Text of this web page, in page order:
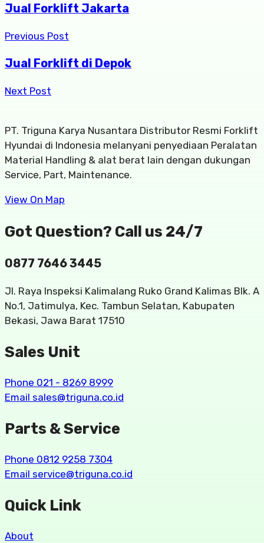
Jual Forklift Jakarta
Previous Post
Jual Forklift di Depok
Next Post
PT. Triguna Karya Nusantara Distributor Resmi Forklift
Hyundai di Indonesia melanyani penyediaan Peralatan
Material Handling & alat berat lain dengan dukungan
Service, Part, Maintenance.
View On Map
Got Question? Call us 24/7
0877 7646 3445
Jl. Raya Inspeksi Kalimalang Ruko Grand Kalimas Blk. A
No.1, Jatimulya, Kec. Tambun Selatan, Kabupaten
Bekasi, Jawa Barat 17510
Sales Unit
Phone 021 - 8269 8999
Email sales@triguna.co.id
Parts & Service
Phone 0812 9258 7304
Email service@triguna.co.id
Quick Link
About